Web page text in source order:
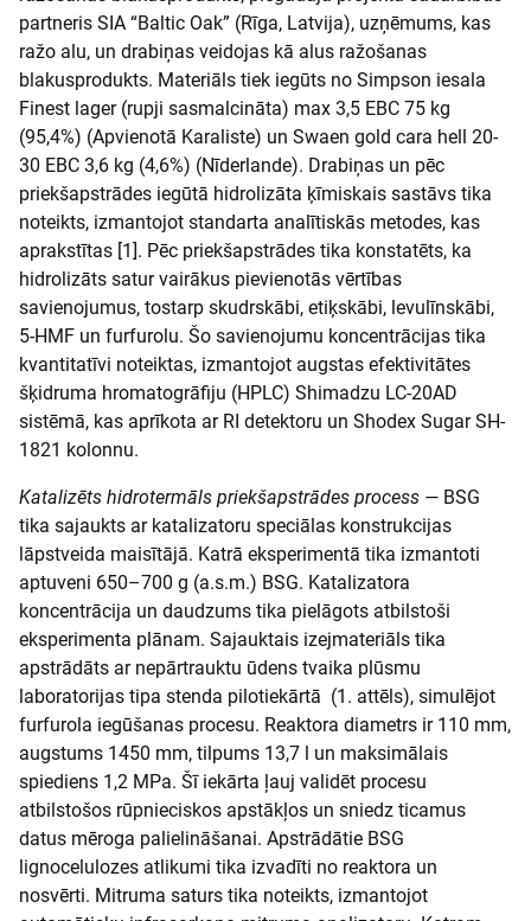
partneris SIA “Baltic Oak” (Rīga, Latvija), uzņēmums, kas
ražo alu, un drabiņas veidojas kā alus ražošanas
blakusprodukts. Materiāls tiek iegūts no Simpson iesala
Finest lager (rupji sasmalcināta) max 3,5 EBC 75 kg
(95,4%) (Apvienotā Karaliste) un Swaen gold cara hell 20-
30 EBC 3,6 kg (4,6%) (Nīderlande). Drabiņas un pēc
priekšapstrādes iegūtā hidrolizāta ķīmiskais sastāvs tika
noteikts, izmantojot standarta analītiskās metodes, kas
aprakstītas [1]. Pēc priekšapstrādes tika konstatēts, ka
hidrolizāts satur vairākus pievienotās vērtības
savienojumus, tostarp skudrskābi, etiķskābi, levulīnskābi,
5-HMF un furfurolu. Šo savienojumu koncentrācijas tika
kvantitatīvi noteiktas, izmantojot augstas efektivitātes
šķidruma hromatogrāfiju (HPLC) Shimadzu LC-20AD
sistēmā, kas aprīkota ar RI detektoru un Shodex Sugar SH-
1821 kolonnu.
Katalizēts hidrotermāls priekšapstrādes process — BSG
tika sajaukts ar katalizatoru speciālas konstrukcijas
lāpstveida maisītājā. Katrā eksperimentā tika izmantoti
aptuveni 650–700 g (a.s.m.) BSG. Katalizatora
koncentrācija un daudzums tika pielāgots atbilstoši
eksperimenta plānam. Sajauktais izejmateriāls tika
apstrādāts ar nepārtrauktu ūdens tvaika plūsmu
laboratorijas tipa stenda pilotiekārtā (1. attēls), simulējot
furfurola iegūšanas procesu. Reaktora diametrs ir 110 mm,
augstums 1450 mm, tilpums 13,7 l un maksimālais
spiediens 1,2 MPa. Šī iekārta ļauj validēt procesu
atbilstošos rūpnieciskos apstākļos un sniedz ticamus
datus mēroga palielināšanai. Apstrādātie BSG
lignocelulozes atlikumi tika izvadīti no reaktora un
nosvērti. Mitruma saturs tika noteikts, izmantojot